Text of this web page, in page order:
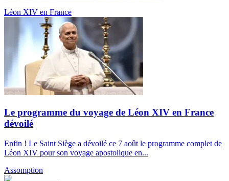
Léon XIV en France
Le programme du voyage de Léon XIV en France
dévoilé
Enfin ! Le Saint Siège a dévoilé ce 7 août le programme complet de
Léon XIV pour son voyage apostolique en...
Assomption